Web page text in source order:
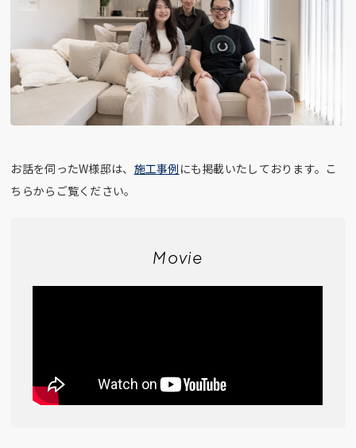
お話を伺ったW様邸は、 施工事例 にも掲載いたしております。こ
ちらからご覧ください。
Movie